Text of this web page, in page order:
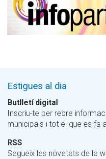
Estigues al dia
Butlletí digital
Inscriu-te per rebre
municipals i tot el que es fa
RSS
Segueix les novetats de la